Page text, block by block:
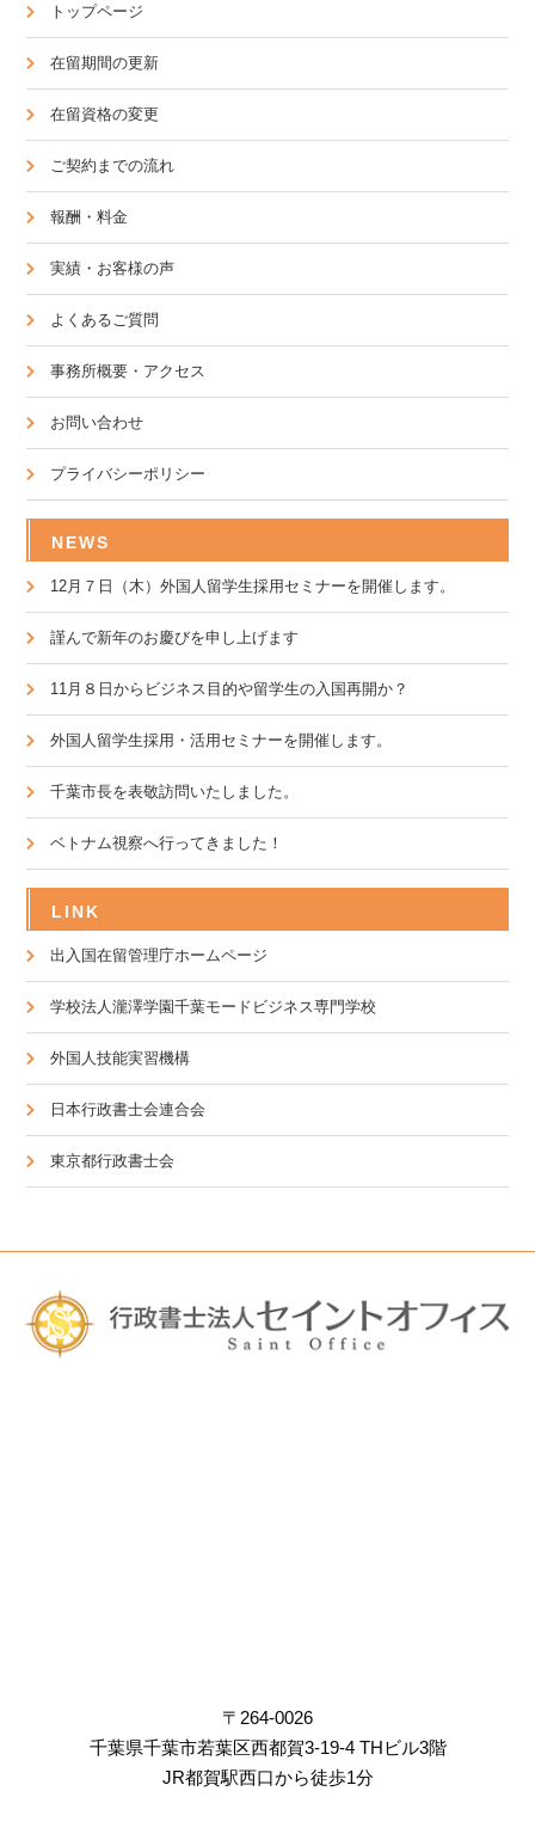
トップページ
在留期間の更新
在留資格の変更
ご契約までの流れ
報酬・料金
実績・お客様の声
よくあるご質問
事務所概要・アクセス
お問い合わせ
プライバシーポリシー
NEWS
12月７日（木）外国人留学生採用セミナーを開催します。
謹んで新年のお慶びを申し上げます
11月８日からビジネス目的や留学生の入国再開か？
外国人留学生採用・活用セミナーを開催します。
千葉市長を表敬訪問いたしました。
ベトナム視察へ行ってきました！
LINK
出入国在留管理庁ホームページ
学校法人瀧澤学園千葉モードビジネス専門学校
外国人技能実習機構
日本行政書士会連合会
東京都行政書士会
〒264-0026
千葉県千葉市若葉区西都賀3-19-4 THビル3階
JR都賀駅西口から徒歩1分